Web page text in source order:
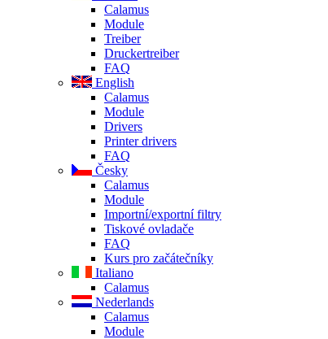
Calamus
Module
Treiber
Druckertreiber
FAQ
English
Calamus
Module
Drivers
Printer drivers
FAQ
Česky
Calamus
Module
Importní/exportní filtry
Tiskové ovladače
FAQ
Kurs pro začátečníky
Italiano
Calamus
Nederlands
Calamus
Module